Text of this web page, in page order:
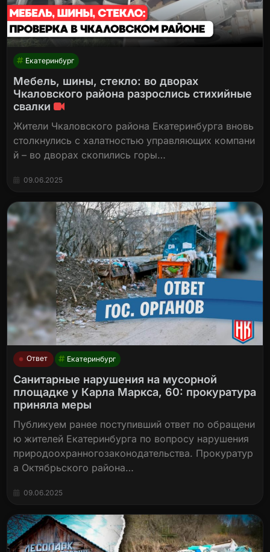
Екатеринбург
Мебель, шины, стекло: во дворах
Чкаловского района разрослись стихийные
свалки
Жители Чкаловского района Екатеринбурга вновь
столкнулись с халатностью управляющих компани
й – во дворах скопились горы…
09.06.2025
Ответ Екатеринбург
Санитарные нарушения на мусорной
площадке у Карла Маркса, 60: прокуратура
приняла меры
Публикуем ранее поступивший ответ по обращени
ю жителей Екатеринбурга по вопросу нарушения
природоохранногозаконодательства. Прокуратур
а Октябрьского района…
09.06.2025